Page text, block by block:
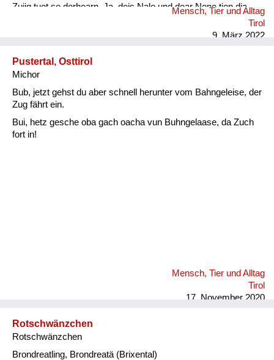
Zuijg tuet se derhearn. Ja, dejs Nale und dear Nene tien dia
Wearter gwieß verschtiahn. Kinder- ejs darfts nie vergessn :
Mensch, Tier und Alltag
Tirol
9. März 2022
Pustertal, Osttirol
Michor
Bub, jetzt gehst du aber schnell herunter vom Bahngeleise, der
Zug fährt ein.
Bui, hetz gesche oba gach oacha vun Buhngelaase, da Zuch
fort in!
Mensch, Tier und Alltag
Tirol
17. November 2020
Rotschwänzchen
Rotschwänzchen
Brondreatling, Brondreatä (Brixental)